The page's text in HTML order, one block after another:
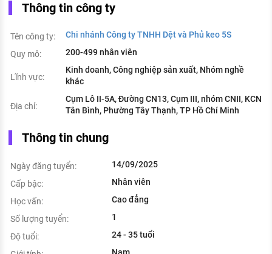
Thông tin công ty
Tên công ty:
Chi nhánh Công ty TNHH Dệt và Phủ keo 5S
Quy mô:
200-499 nhân viên
Lĩnh vực:
Kinh doanh, Công nghiệp sản xuất, Nhóm nghề
khác
Địa chỉ:
Cụm Lô II-5A, Đường CN13, Cụm III, nhóm CNII, KCN
Tân Bình, Phường Tây Thạnh, TP Hồ Chí Minh
Thông tin chung
Ngày đăng tuyển:
14/09/2025
Cấp bậc:
Nhân viên
Học vấn:
Cao đẳng
Số lượng tuyển:
1
Độ tuổi:
24 - 35 tuổi